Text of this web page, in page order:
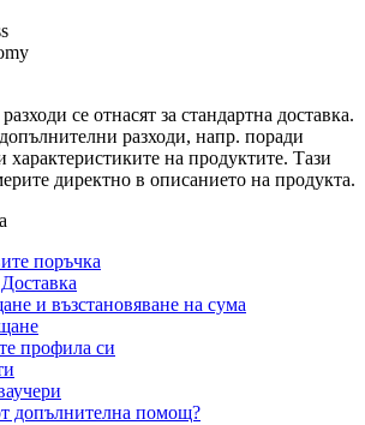
се отнасят за стандартна доставка.
разходи, напр. поради
характеристиките на продуктите. Тази
директно в описанието на продукта.
поръчка
и възстановяване на сума
профила си
допълнителна помощ?